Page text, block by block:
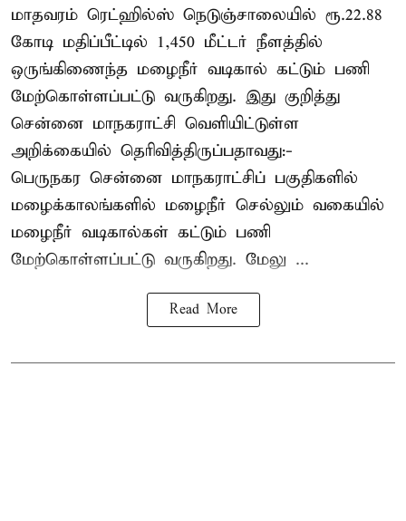
மாதவரம் ரெட்ஹில்ஸ் நெடுஞ்சாலையில் ரூ.22.88
கோடி மதிப்பீட்டில் 1,450 மீட்டர் நீளத்தில்
ஒருங்கிணைந்த மழைநீர் வடிகால் கட்டும் பணி
மேற்கொள்ளப்பட்டு வருகிறது. இது குறித்து
சென்னை மாநகராட்சி வெளியிட்டுள்ள
அறிக்கையில் தெரிவித்திருப்பதாவது:-
பெருநகர சென்னை மாநகராட்சிப் பகுதிகளில்
மழைக்காலங்களில் மழைநீர் செல்லும் வகையில்
மழைநீர் வடிகால்கள் கட்டும் பணி
மேற்கொள்ளப்பட்டு வருகிறது. மேலு ...
Read More